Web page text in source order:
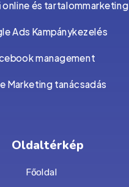
online és tartalommarketing
Ads Kampánykezelés
management
Marketing tanácsadás
Oldaltérkép
Főoldal